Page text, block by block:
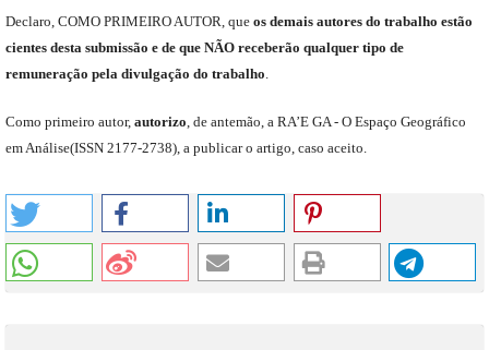
Declaro, COMO PRIMEIRO AUTOR,que os demais autores do trabalho estão
cientes desta submissão e de que NÃOreceberão qualquer tipo de
remuneração pela divulgação do trabalho.
Como primeiro autor, autorizo, de antemão, a RA’E GA - O Espaço Geográfico
em Análise(ISSN 2177-2738), a publicar o artigo, caso aceito.